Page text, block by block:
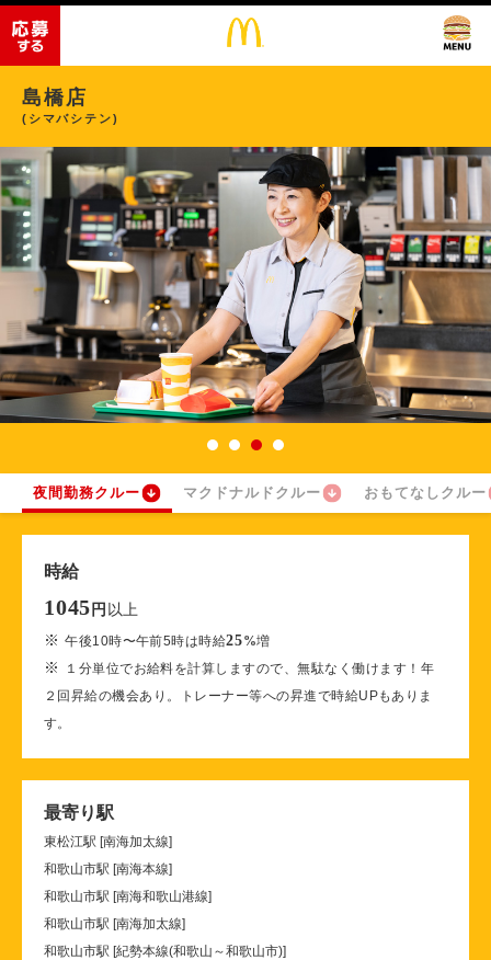
島橋店
(シマバシテン)
夜間勤務クルー マクドナルドクルー おもてなしクルー
時給
1045 円 以上
※午後10時〜午前5時は時給25%増
※
１分単位でお給料を計算しますので、無駄なく働けます！年
２回昇給の機会あり。トレーナー等への昇進で時給UPもありま
す。
最寄り駅
東松江駅 [南海加太線]
和歌山市駅 [南海本線]
和歌山市駅 [南海和歌山港線]
和歌山市駅 [南海加太線]
和歌山市駅 [紀勢本線(和歌山～和歌山市)]